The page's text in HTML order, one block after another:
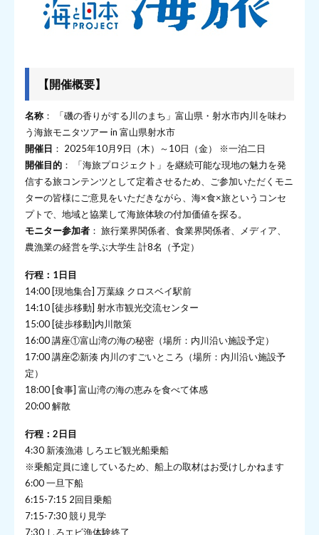
【開催概要】
名称 ： 「磯の香りがする川のまち」富山県・射水市内川を味わ
う海旅モニタツアー in 富山県射水市
開催日 ： 2025年10月9日（木）～10日（金） ※一泊二日
開催目的 ： 「海旅プロジェクト」を継続可能な現地の魅力を発
信する旅コンテンツとして定着させるため、ご参加いただくモニ
ターの皆様にご意見をいただきながら、海×食×旅というコンセ
プトで、地域と協業して海旅体験の付加価値を探る。
モニター参加者 ： 旅行業界関係者、食業界関係者、メディア、
農漁業の経営を学ぶ大学生 計8名（予定）
行程：1日目
14:00 [現地集合] 万葉線 クロスベイ駅前
14:10 [徒歩移動] 射水市観光交流センター
15:00 [徒歩移動]内川散策
16:00 講座①富山湾の海の秘密（場所：内川沿い施設予定）
17:00 講座②新湊 内川のすごいところ（場所：内川沿い施設予
定）
18:00 [食事] 富山湾の海の恵みを食べて体感
20:00 解散
行程：2日目
4:30 新湊漁港 しろエビ観光船乗船
※乗船定員に達しているため、船上の取材はお受けしかねます
6:00 一旦下船
6:15-7:15 2回目乗船
7:15-7:30 競り見学
7:30 しろエビ漁体験終了